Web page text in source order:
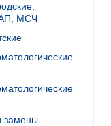
МСЧ
замены